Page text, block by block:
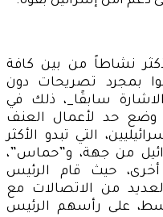
نشاطاً من بين كافة
بمجرد تصريحات دون
سابقًا_، ذلك في
وضع حد لأعمال العنف
التي تبدو الأكثر
2014 بين إسرائيل من جهة، و”حماس”،
حيث قام الرئيس
من الاتصالات مع
على رأسهم الرئيس